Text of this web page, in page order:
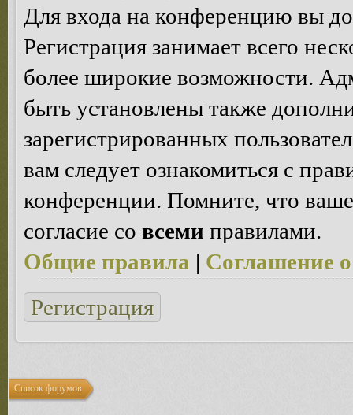
Для входа на конференцию вы
Регистрация занимает всего
более широкие возможности.
быть установлены также
зарегистрированных
вам следует ознакомиться с
конференции. Помните, что
согласие со всеми правилами.
Общие правила | Соглашение
Регистрация
Список форумов